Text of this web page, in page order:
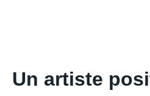
Un artiste